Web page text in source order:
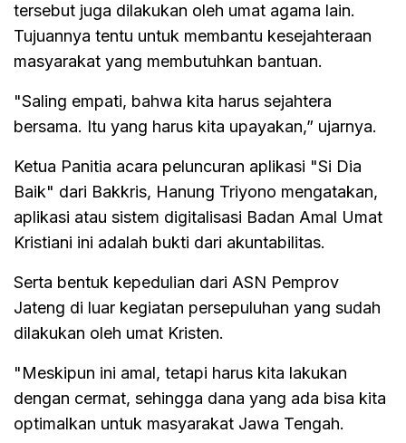
tersebut juga dilakukan oleh umat agama lain.
Tujuannya tentu untuk membantu kesejahteraan
masyarakat yang membutuhkan bantuan.
"Saling empati, bahwa kita harus sejahtera
bersama. Itu yang harus kita upayakan,” ujarnya.
Ketua Panitia acara peluncuran aplikasi "Si Dia
Baik" dari Bakkris, Hanung Triyono mengatakan,
aplikasi atau sistem digitalisasi Badan Amal Umat
Kristiani ini adalah bukti dari akuntabilitas.
Serta bentuk kepedulian dari ASN Pemprov
Jateng di luar kegiatan persepuluhan yang sudah
dilakukan oleh umat Kristen.
"Meskipun ini amal, tetapi harus kita lakukan
dengan cermat, sehingga dana yang ada bisa kita
optimalkan untuk masyarakat Jawa Tengah.